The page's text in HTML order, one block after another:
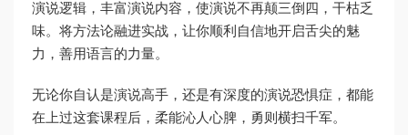
演说逻辑，丰富演说内容，使演说不再颠三倒四，干枯乏
味。将方法论融进实战，让你顺利自信地开启舌尖的魅
力，善用语言的力量。
无论你自认是演说高手，还是有深度的演说恐惧症，都能
在上过这套课程后，柔能沁人心脾，勇则横扫千军。